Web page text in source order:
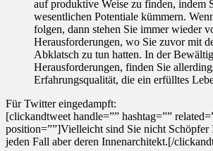
auf produktive Weise zu finden, indem
wesentlichen Potentiale kümmern.
folgen, dann stehen Sie immer wieder
Herausforderungen, wo Sie zuvor mit
Abklatsch zu tun hatten. In der
Herausforderungen, finden Sie
Erfahrungsqualität, die ein erfülltes
Für Twitter eingedampft:
[clickandtweet handle=”” hashtag=””
position=””]Vielleicht sind Sie nicht
jeden Fall aber deren Innenarchitekt.[/